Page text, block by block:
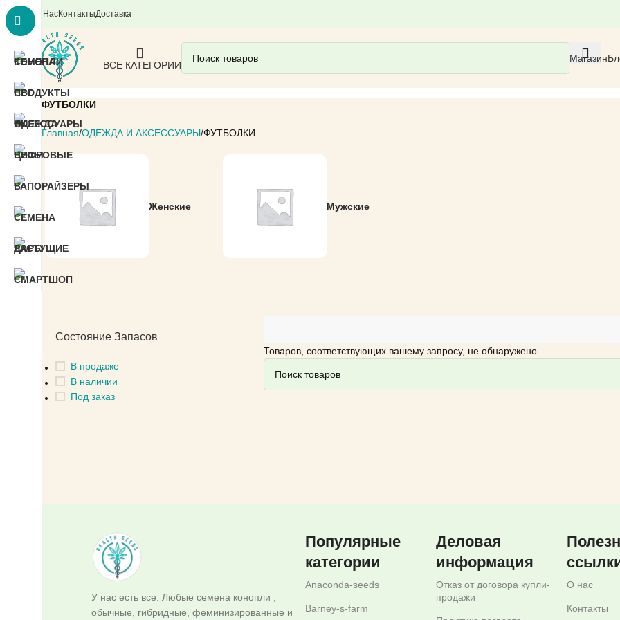
О НасКонтактыДоставка
ВСЕ КАТЕГОРИИ
Магазин
ФУТБОЛКИ
Главная ОДЕЖДА И АКСЕССУАРЫ ФУТБОЛКИ
Женские Мужские
Состояние Запасов
В продаже
В наличии
Под заказ
Товаров, соответствующих вашему запросу, не обнаружено.
У нас есть все. Любые семена конопли ;
обычные, гибридные, феминизированные и
Популярные
категории
Anaconda-seeds
Barney-s-farm
Деловая
информация
Отказ от договора купли-
продажи
О нас
Контакты